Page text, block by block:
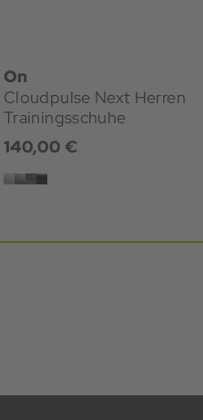
On
Cloudpulse Next Herren
Trainingsschuhe
140,00 €